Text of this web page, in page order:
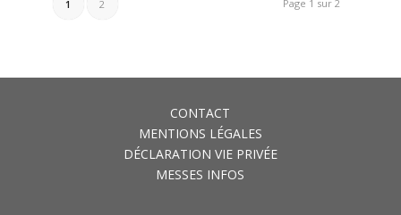
Page 1 sur 2
1 2
CONTACT
MENTIONS LÉGALES
DÉCLARATION VIE PRIVÉE
MESSES INFOS